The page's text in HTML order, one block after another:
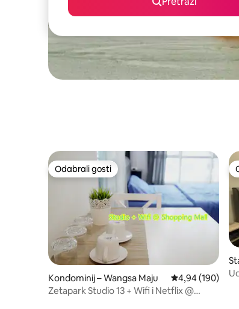
Odabrali gosti
Odabrali gosti
Kondominij – Wangsa Maju Prosječna
4,94 (190)
Zetapark Studio 13 + Wifi i Netflix @